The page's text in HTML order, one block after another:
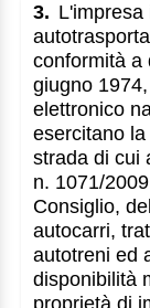
3. L'impresa
conformità a
giugno
elettronico
esercitano
strada di cui
n. 1071/
Consiglio,
autocarri,
autotreni ed
disponibilità